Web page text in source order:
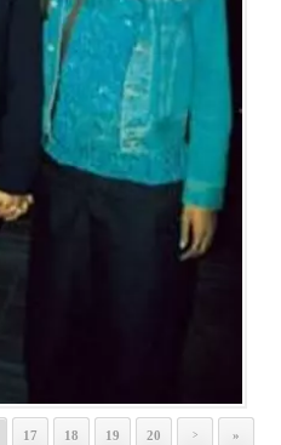
17 18 19 20 > »